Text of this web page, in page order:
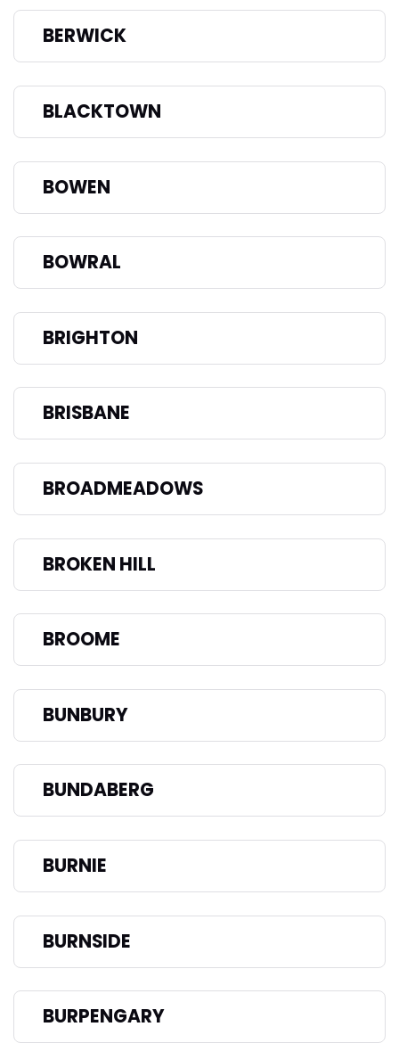
BERWICK
BLACKTOWN
BOWEN
BOWRAL
BRIGHTON
BRISBANE
BROADMEADOWS
BROKEN HILL
BROOME
BUNBURY
BUNDABERG
BURNIE
BURNSIDE
BURPENGARY